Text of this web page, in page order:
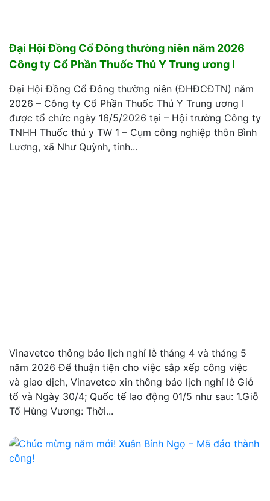
Đại Hội Đồng Cổ Đông thường niên năm 2026
Công ty Cổ Phần Thuốc Thú Y Trung ương I
Đại Hội Đồng Cổ Đông thường niên (ĐHĐCĐTN) năm
2026 – Công ty Cổ Phần Thuốc Thú Y Trung ương I
được tổ chức ngày 16/5/2026 tại – Hội trường Công ty
TNHH Thuốc thú y TW 1 – Cụm công nghiệp thôn Bình
Lương, xã Như Quỳnh, tỉnh...
Vinavetco thông báo lịch nghỉ lễ tháng 4 và tháng 5
năm 2026 Để thuận tiện cho việc sắp xếp công việc
và giao dịch, Vinavetco xin thông báo lịch nghỉ lễ Giỗ
tổ và Ngày 30/4; Quốc tế lao động 01/5 như sau: 1.Giỗ
Tổ Hùng Vương: Thời...